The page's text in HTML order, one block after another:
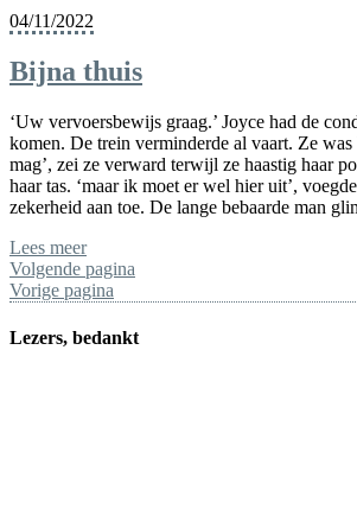
04/11/2022
Bijna thuis
‘Uw vervoersbewijs graag.’ Joyce had de
komen. De trein verminderde al vaart. Ze
mag’, zei ze verward terwijl ze haastig haar
haar tas. ‘maar ik moet er wel hier uit’,
zekerheid aan toe. De lange bebaarde man
Lees meer
Volgende pagina
Vorige pagina
Lezers, bedankt